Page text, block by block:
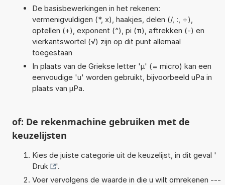
De basisbewerkingen in het rekenen:
vermenigvuldigen (*, x), haakjes, delen (/, :, ÷),
optellen (+), exponent (^), pi (π), aftrekken (-) en
vierkantswortel (√) zijn op dit punt allemaal
toegestaan
In plaats van de Griekse letter 'µ' (= micro) kan een
eenvoudige 'u' worden gebruikt, bijvoorbeeld uPa in
plaats van µPa.
of: De rekenmachine gebruiken met de
keuzelijsten
Kies de juiste categorie uit de keuzelijst, in dit geval '
Druk
'.
Voer vervolgens de waarde in die u wilt omrekenen ---